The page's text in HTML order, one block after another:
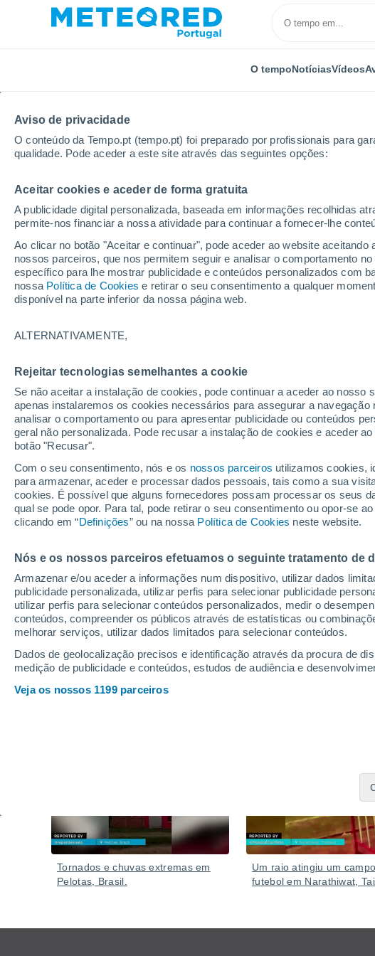
Aviso de privacidade
O conteúdo da Tempo.pt (tempo.pt) foi preparado por profissionais para
qualidade. Pode aceder a este site através das seguintes opções:
Aceitar cookies e aceder de forma gratuita
A publicidade digital personalizada, baseada em informações recolhidas
permite-nos financiar a nossa atividade para continuar a fornecer-lhe
Ao clicar no botão "Aceitar e continuar", pode aceder ao website
nossos parceiros, que nos permitem seguir e analisar o comportamento
específico para lhe mostrar publicidade e conteúdos personalizados com
nossa Política de Cookies e retirar o seu consentimento a qualquer
disponível na parte inferior da nossa página web.
ALTERNATIVAMENTE,
Rejeitar tecnologias semelhantes a cookie
Se não aceitar a instalação de cookies, pode continuar a aceder ao nosso
apenas instalaremos os cookies necessários para assegurar a
analisar o comportamento ou para apresentar publicidade ou conteúdos
geral não personalizada. Pode recusar a instalação de cookies e aceder
botão "Recusar".
Com o seu consentimento, nós e os nossos parceiros utilizamos cookies,
para armazenar, aceder e processar dados pessoais, tais como a sua
cookies. É possível que alguns fornecedores possam processar os seus
qual se pode opor. Para tal, pode retirar o seu consentimento ou opor-se
clicando em “Definições” ou na nossa Política de Cookies neste website.
Nós e os nossos parceiros efetuamos o seguinte tratamento de
Armazenar e/ou aceder a informações num dispositivo, utilizar dados
publicidade personalizada, utilizar perfis para selecionar publicidade
utilizar perfis para selecionar conteúdos personalizados, medir o
conteúdos, compreender os públicos através de estatísticas ou
melhorar serviços, utilizar dados limitados para selecionar conteúdos.
Dados de geolocalização precisos e identificação através da procura de
medição de publicidade e conteúdos, estudos de audiência e
Veja os nossos 1199 parceiros
O tempoNotíciasVídeos
Início Vídeos Um tsunami atingiu as costas das Filipinas e da
Um tsunami atingiu as
Indonésia após o terremoto
perto da ilha de Mindanao
Em diversas áreas, o mar teria recuado vários metros antes de
tsunami, arrastando barcos e objetos localizados ao longo da
Tornados e chuvas extremas em
Pelotas, Brasil.
Um raio atingiu um
futebol em Narathiwat,